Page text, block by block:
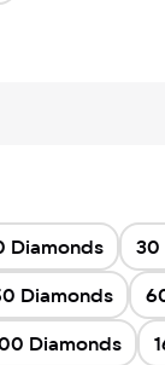
Diamonds
30
Diamonds
Diamonds